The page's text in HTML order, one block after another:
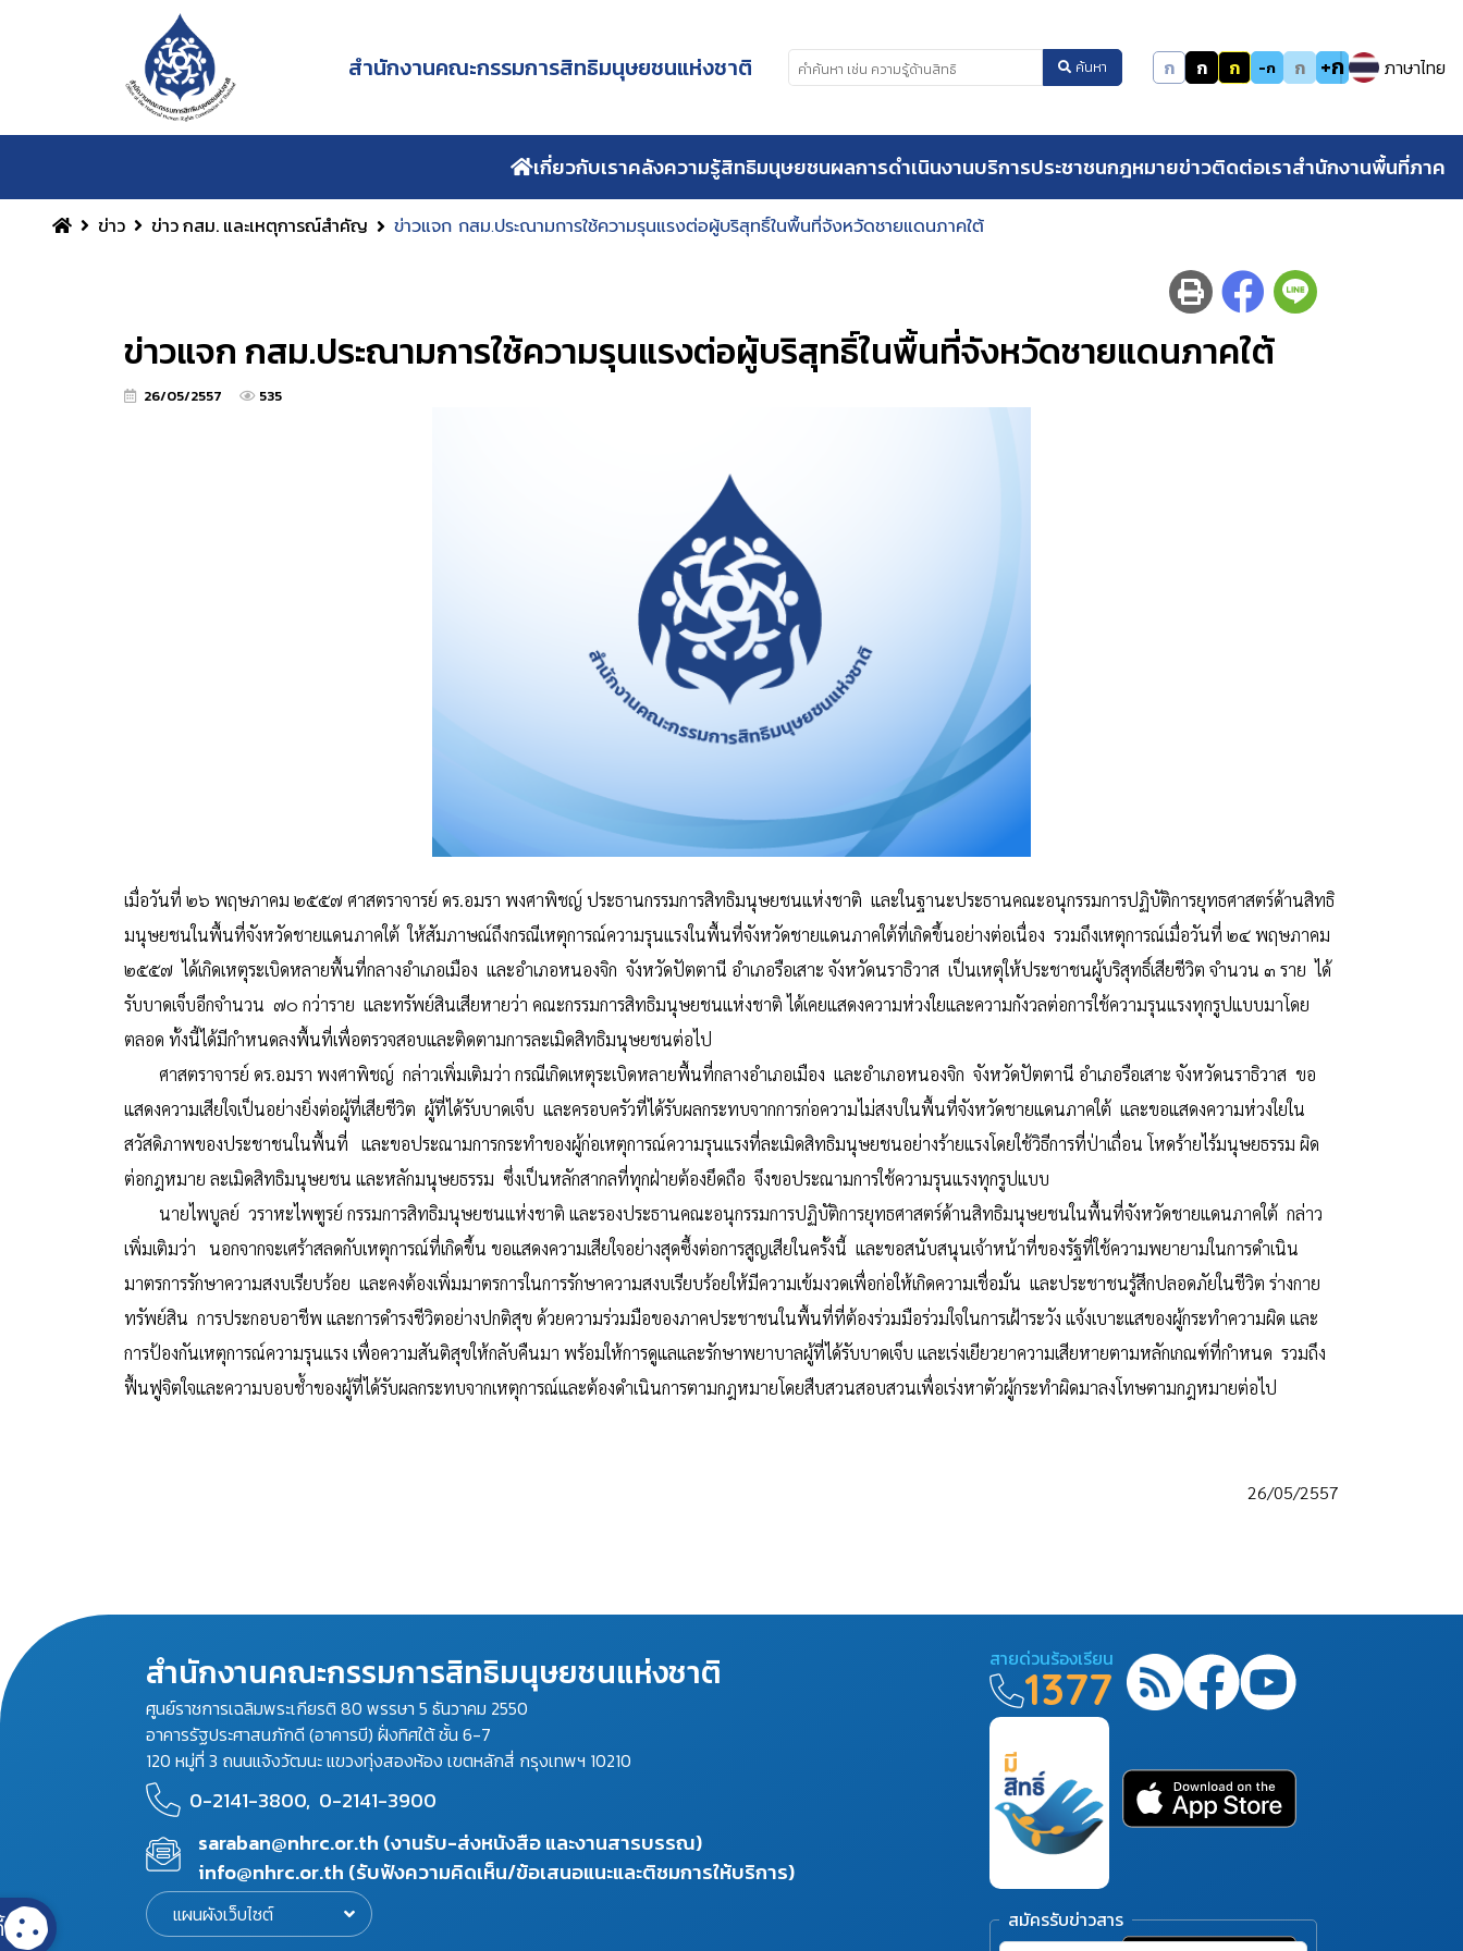
สำนักงานคณะกรรมการสิทธิมนุษยชนแห่งชาติ ค้นหา ก ก ก -ก ก +ก ภาษาไทย
เกี่ยวกับเราคลังความรู้สิทธิมนุษยชนผลการดำเนินงานบริการประชาชนกฎหมายข่าวติดต่อเราสำนักงานพื้นที่ภาค
ข่าว ข่าว กสม. และเหตุการณ์สำคัญ ข่าวแจก กสม.ประณามการใช้ความรุนแรงต่อผู้บริสุทธิ์ในพื้นที่จังหวัดชายแดนภาคใต้
ข่าวแจก กสม.ประณามการใช้ความรุนแรงต่อผู้บริสุทธิ์ในพื้นที่จังหวัดชายแดนภาคใต้
26/05/2557 535
เมื่อวันที่ ๒๖ พฤษภาคม ๒๕๕๗ ศาสตราจารย์ ดร.อมรา พงศาพิชญ์ ประธานกรรมการสิทธิมนุษยชนแห่งชาติ และในฐานะประธานคณะอนุกรรมการปฏิบัติการยุทธศาสตร์ด้านสิทธิ
มนุษยชนในพื้นที่จังหวัดชายแดนภาคใต้ ให้สัมภาษณ์ถึงกรณีเหตุการณ์ความรุนแรงในพื้นที่จังหวัดชายแดนภาคใต้ที่เกิดขึ้นอย่างต่อเนื่อง รวมถึงเหตุการณ์เมื่อวันที่ ๒๔ พฤษภาคม
๒๕๕๗ ได้เกิดเหตุระเบิดหลายพื้นที่กลางอำเภอเมือง และอำเภอหนองจิก จังหวัดปัตตานี อำเภอรือเสาะ จังหวัดนราธิวาส เป็นเหตุให้ประชาชนผู้บริสุทธิ์เสียชีวิต จำนวน ๓ ราย ได้
รับบาดเจ็บอีกจำนวน ๗๐ กว่าราย และทรัพย์สินเสียหายว่า คณะกรรมการสิทธิมนุษยชนแห่งชาติ ได้เคยแสดงความห่วงใยและความกังวลต่อการใช้ความรุนแรงทุกรูปแบบมาโดย
ตลอด ทั้งนี้ได้มีกำหนดลงพื้นที่เพื่อตรวจสอบและติดตามการละเมิดสิทธิมนุษยชนต่อไป
ศาสตราจารย์ ดร.อมรา พงศาพิชญ์ กล่าวเพิ่มเติมว่า กรณีเกิดเหตุระเบิดหลายพื้นที่กลางอำเภอเมือง และอำเภอหนองจิก จังหวัดปัตตานี อำเภอรือเสาะ จังหวัดนราธิวาส ขอ
แสดงความเสียใจเป็นอย่างยิ่งต่อผู้ที่เสียชีวิต ผู้ที่ได้รับบาดเจ็บ และครอบครัวที่ได้รับผลกระทบจากการก่อความไม่สงบในพื้นที่จังหวัดชายแดนภาคใต้ และขอแสดงความห่วงใยใน
สวัสดิภาพของประชาชนในพื้นที่ และขอประณามการกระทำของผู้ก่อเหตุการณ์ความรุนแรงที่ละเมิดสิทธิมนุษยชนอย่างร้ายแรงโดยใช้วิธีการที่ป่าเถื่อน โหดร้ายไร้มนุษยธรรม ผิด
ต่อกฎหมาย ละเมิดสิทธิมนุษยชน และหลักมนุษยธรรม ซึ่งเป็นหลักสากลที่ทุกฝ่ายต้องยึดถือ จึงขอประณามการใช้ความรุนแรงทุกรูปแบบ
นายไพบูลย์ วราหะไพฑูรย์ กรรมการสิทธิมนุษยชนแห่งชาติ และรองประธานคณะอนุกรรมการปฏิบัติการยุทธศาสตร์ด้านสิทธิมนุษยชนในพื้นที่จังหวัดชายแดนภาคใต้ กล่าว
เพิ่มเติมว่า นอกจากจะเศร้าสลดกับเหตุการณ์ที่เกิดขึ้น ขอแสดงความเสียใจอย่างสุดซึ้งต่อการสูญเสียในครั้งนี้ และขอสนับสนุนเจ้าหน้าที่ของรัฐที่ใช้ความพยายามในการดำเนิน
มาตรการรักษาความสงบเรียบร้อย และคงต้องเพิ่มมาตรการในการรักษาความสงบเรียบร้อยให้มีความเข้มงวดเพื่อก่อให้เกิดความเชื่อมั่น และประชาชนรู้สึกปลอดภัยในชีวิต ร่างกาย
ทรัพย์สิน การประกอบอาชีพ และการดำรงชีวิตอย่างปกติสุข ด้วยความร่วมมือของภาคประชาชนในพื้นที่ที่ต้องร่วมมือร่วมใจในการเฝ้าระวัง แจ้งเบาะแสของผู้กระทำความผิด และ
การป้องกันเหตุการณ์ความรุนแรง เพื่อความสันติสุขให้กลับคืนมา พร้อมให้การดูแลและรักษาพยาบาลผู้ที่ได้รับบาดเจ็บ และเร่งเยียวยาความเสียหายตามหลักเกณฑ์ที่กำหนด รวมถึง
ฟื้นฟูจิตใจและความบอบช้ำของผู้ที่ได้รับผลกระทบจากเหตุการณ์และต้องดำเนินการตามกฎหมายโดยสืบสวนสอบสวนเพื่อเร่งหาตัวผู้กระทำผิดมาลงโทษตามกฎหมายต่อไป
26/05/2557
สำนักงานคณะกรรมการสิทธิมนุษยชนแห่งชาติ
ศูนย์ราชการเฉลิมพระเกียรติ 80 พรรษา 5 ธันวาคม 2550
อาคารรัฐประศาสนภักดี (อาคารบี) ฝั่งทิศใต้ ชั้น 6-7
120 หมู่ที่ 3 ถนนแจ้งวัฒนะ แขวงทุ่งสองห้อง เขตหลักสี่ กรุงเทพฯ 10210
0-2141-3800, 0-2141-3900
saraban@nhrc.or.th (งานรับ-ส่งหนังสือ และงานสารบรรณ)
info@nhrc.or.th (รับฟังความคิดเห็น/ข้อเสนอแนะและติชมการให้บริการ)
แผนผังเว็บไซต์
สายด่วนร้องเรียน
1377
สมัครรับข่าวสาร